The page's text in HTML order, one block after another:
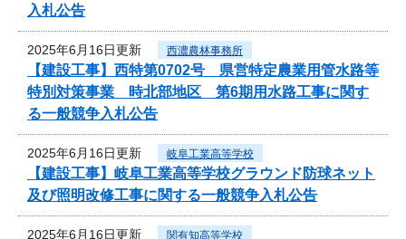
入札公告
2025年6月16日更新 西濃農林事務所
【建設工事】西特第0702号 県営特定農業用管水路等
特別対策事業 時北部地区 第6期用水路工事に関す
る一般競争入札公告
2025年6月16日更新 岐阜工業高等学校
【建設工事】岐阜工業高等学校グラウンド防球ネット
及び照明改修工事に関する一般競争入札公告
2025年6月16日更新 関有知高等学校